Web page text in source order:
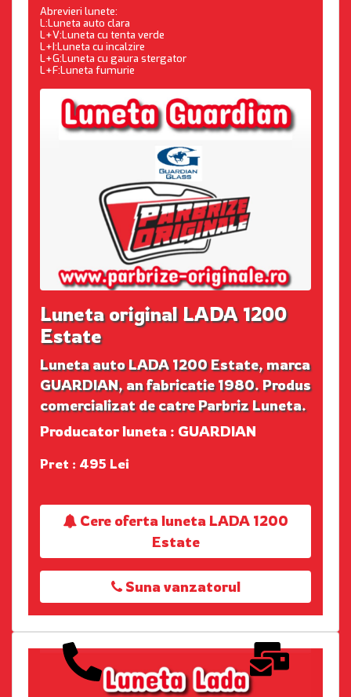
Abrevieri lunete:
L:Luneta auto clara
L+V:Luneta cu tenta verde
L+I:Luneta cu incalzire
L+G:Luneta cu gaura stergator
L+F:Luneta fumurie
Luneta original LADA 1200
Estate
Luneta auto LADA 1200 Estate, marca
GUARDIAN, an fabricatie 1980. Produs
comercializat de catre Parbriz Luneta.
Producator luneta : GUARDIAN
Pret : 495 Lei
Cere oferta luneta LADA 1200
Estate
Suna vanzatorul